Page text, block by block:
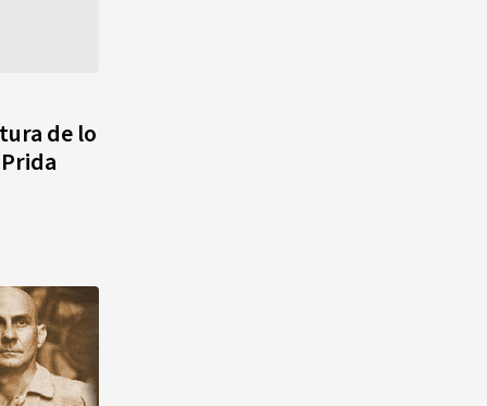
de lo